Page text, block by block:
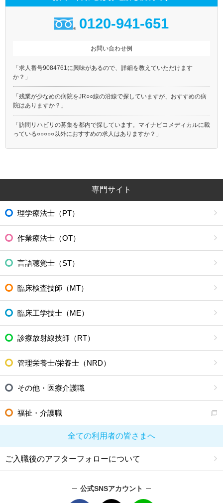
0120-941-651
お問い合わせ例
「求人番号9084761に興味があるので、詳細を教えていただけます
か？」
「残業が少なめの病院をJR○○線の沿線で探していますが、おすすめの病
院はありますか？」
「訪問リハビリの募集を都内で探しています。マイナビコメディカルに載
っている○○○○○以外におすすめの求人はありますか？」
専門サイト
理学療法士（PT）
作業療法士（OT）
言語聴覚士（ST）
臨床検査技師（MT）
臨床工学技士（ME）
診療放射線技師（RT）
管理栄養士/栄養士（NRD）
その他・医療介護職
福祉・介護職
全ての利用者の皆さまへ
ご入職後のアフターフォローについて
公式SNSアカウント